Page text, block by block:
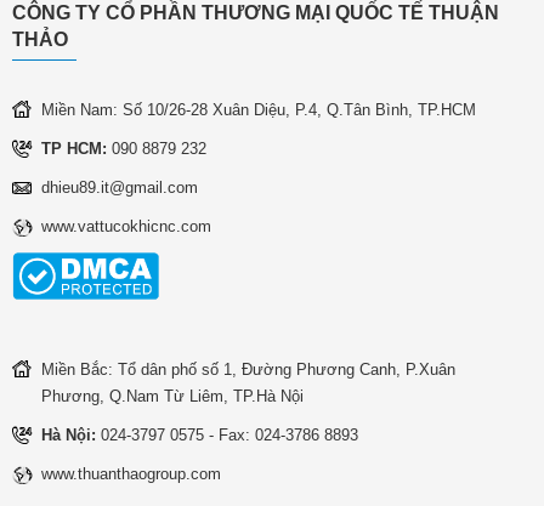
CÔNG TY CỔ PHẦN THƯƠNG MẠI QUỐC TẾ THUẬN
THẢO
Miền Nam: Số 10/26-28 Xuân Diệu, P.4, Q.Tân Bình, TP.HCM
TP HCM: 090 8879 232
dhieu89.it@gmail.com
www.vattucokhicnc.com
Miền Bắc: Tổ dân phố số 1, Đường Phương Canh, P.Xuân
Phương, Q.Nam Từ Liêm, TP.Hà Nội
Hà Nội: 024-3797 0575 - Fax: 024-3786 8893
www.thuanthaogroup.com